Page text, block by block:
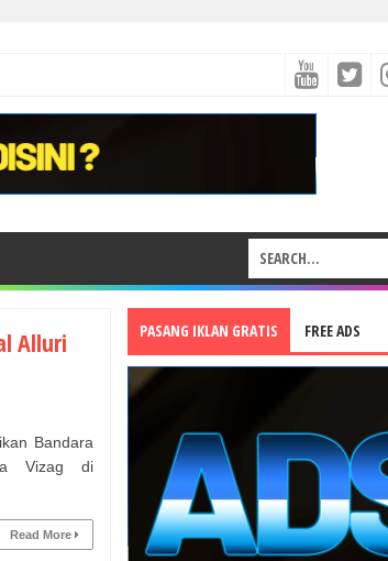
Alluri
Bandara
Vizag di
Read More
PASANG IKLAN GRATIS FREE ADS